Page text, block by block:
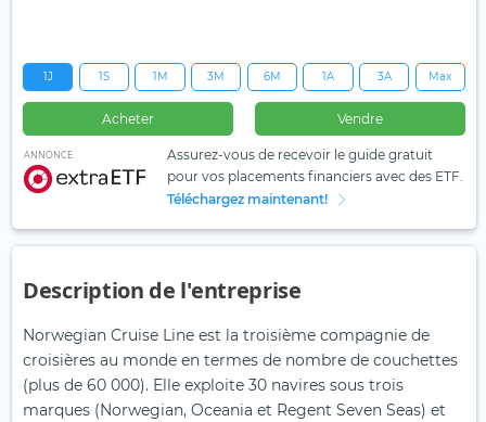
1J 1S 1M 3M 6M 1A 3A Max
Acheter Vendre
ANNONCE
Assurez-vous de recevoir le guide gratuit
pour vos placements financiers avec des ETF.
Téléchargez maintenant!
Description de l'entreprise
Norwegian Cruise Line est la troisième compagnie de
croisières au monde en termes de nombre de couchettes
(plus de 60 000). Elle exploite 30 navires sous trois
marques (Norwegian, Oceania et Regent Seven Seas) et